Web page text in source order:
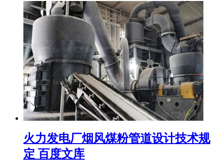
火力发电厂烟风煤粉管道设计技术规
定 百度文库